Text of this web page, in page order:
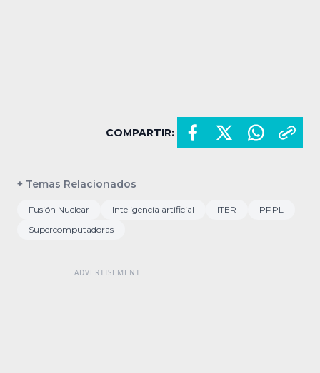
COMPARTIR:
+ Temas Relacionados
Fusión Nuclear Inteligencia artificial ITER
PPPL
Supercomputadoras